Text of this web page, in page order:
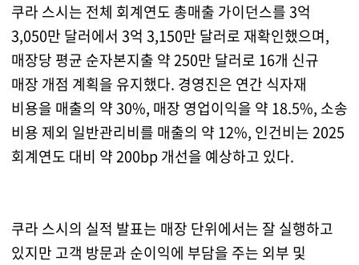
쿠라 스시는 전체 회계연도 총매출 가이던스를 3억
3,050만 달러에서 3억 3,150만 달러로 재확인했으며,
매장당 평균 순자본지출 약 250만 달러로 16개 신규
매장 개점 계획을 유지했다. 경영진은 연간 식자재
비용을 매출의 약 30%, 매장 영업이익을 약 18.5%, 소송
비용 제외 일반관리비를 매출의 약 12%, 인건비는 2025
회계연도 대비 약 200bp 개선을 예상하고 있다.
쿠라 스시의 실적 발표는 매장 단위에서는 잘 실행하고
있지만 고객 방문과 순이익에 부담을 주는 외부 및